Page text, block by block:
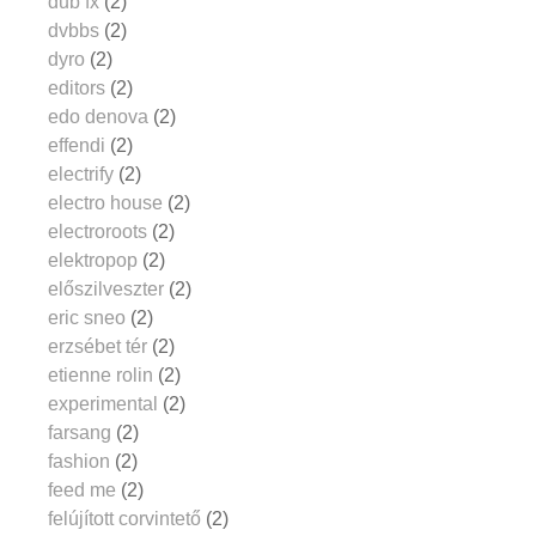
dvbbs (2)
dyro (2)
editors (2)
edo denova (2)
effendi (2)
electrify (2)
electro house (2)
electroroots (2)
elektropop (2)
előszilveszter (2)
eric sneo (2)
erzsébet tér (2)
etienne rolin (2)
experimental (2)
farsang (2)
fashion (2)
feed me (2)
felújított corvintető (2)